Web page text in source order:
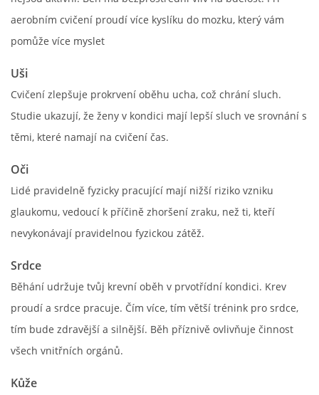
aerobním cvičení proudí více kyslíku do mozku, který vám
pomůže více myslet
Uši
Cvičení zlepšuje prokrvení oběhu ucha, což chrání sluch.
Studie ukazují, že ženy v kondici mají lepší sluch ve srovnání s
těmi, které namají na cvičení čas.
Oči
Lidé pravidelně fyzicky pracující mají nižší riziko vzniku
glaukomu, vedoucí k příčině zhoršení zraku, než ti, kteří
nevykonávají pravidelnou fyzickou zátěž.
Srdce
Běhání udržuje tvůj krevní oběh v prvotřídní kondici. Krev
proudí a srdce pracuje. Čím více, tím větší trénink pro srdce,
tím bude zdravější a silnější. Běh příznivě ovlivňuje činnost
všech vnitřních orgánů.
Kůže